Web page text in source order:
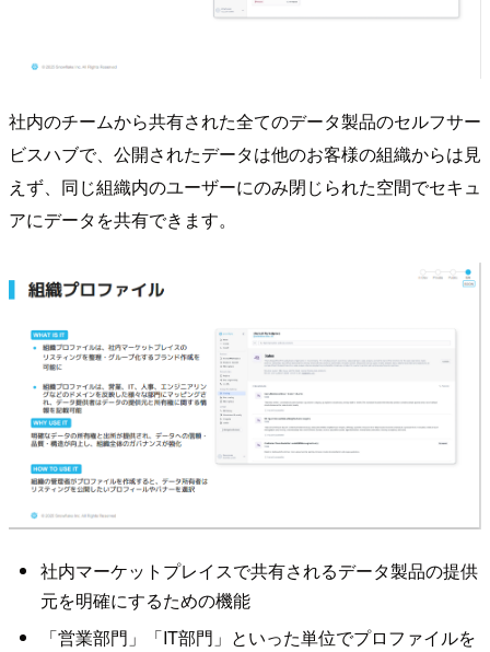
社内のチームから共有された全てのデータ製品のセルフサー
ビスハブで、公開されたデータは他のお客様の組織からは見
えず、同じ組織内のユーザーにのみ閉じられた空間でセキュ
アにデータを共有できます。
社内マーケットプレイスで共有されるデータ製品の提供
元を明確にするための機能
「営業部門」「IT部門」といった単位でプロファイルを